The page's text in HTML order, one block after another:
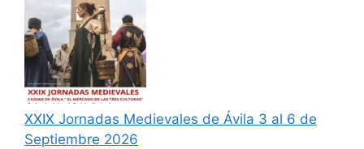
XXIX Jornadas Medievales de Ávila 3 al 6 de
Septiembre 2026